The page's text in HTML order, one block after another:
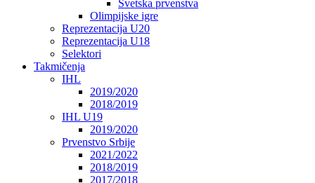
Svetska prvenstva
Olimpijske igre
Reprezentacija U20
Reprezentacija U18
Selektori
Takmičenja
IHL
2019/2020
2018/2019
IHL U19
2019/2020
Prvenstvo Srbije
2021/2022
2018/2019
2017/2018